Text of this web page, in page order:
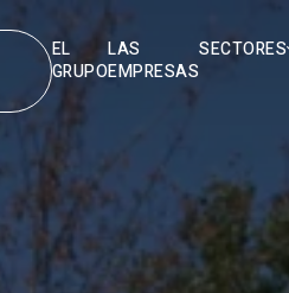
EL
GRUPO
LAS
EMPRESAS
SECTORES